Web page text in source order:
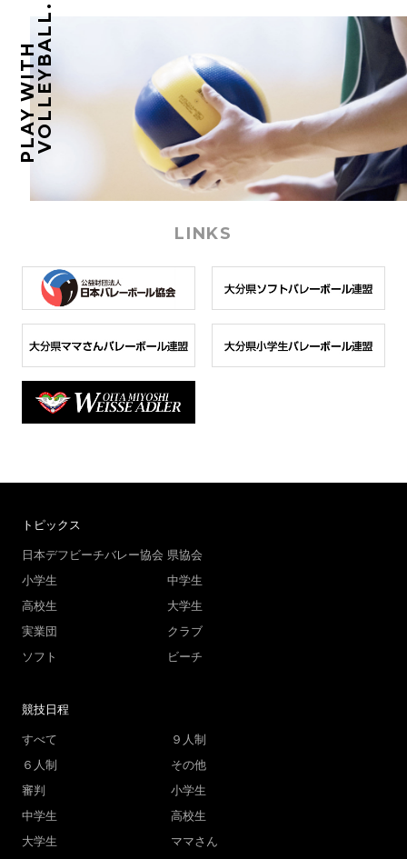
PLAY WITHVOLLEYBALL.
LINKS
トピックス
日本デフビーチバレー協会 県協会
小学生
中学生
高校生
大学生
実業団
クラブ
ソフト
ビーチ
競技日程
すべて
９人制
６人制
その他
審判
小学生
中学生
高校生
大学生
ママさん